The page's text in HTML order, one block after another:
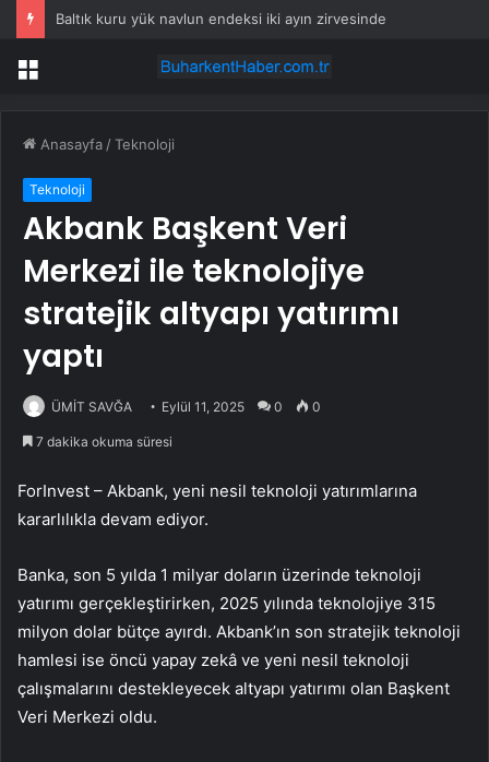
Baltık kuru yük navlun endeksi iki ayın zirvesinde
Menü
Anasayfa /Teknoloji
Teknoloji
Akbank Başkent Veri
Merkezi ile teknolojiye
stratejik altyapı yatırımı
yaptı
ÜMİT SAVĞA Eylül 11, 2025 0 0
7 dakika okuma süresi
ForInvest – Akbank, yeni nesil teknoloji yatırımlarına
kararlılıkla devam ediyor.
Banka, son 5 yılda 1 milyar doların üzerinde teknoloji
yatırımı gerçekleştirirken, 2025 yılında teknolojiye 315
milyon dolar bütçe ayırdı. Akbank’ın son stratejik teknoloji
hamlesi ise öncü yapay zekâ ve yeni nesil teknoloji
çalışmalarını destekleyecek altyapı yatırımı olan Başkent
Veri Merkezi oldu.